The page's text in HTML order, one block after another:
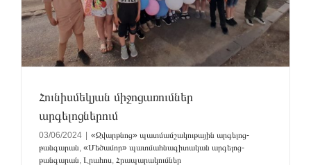
Հունիսմեկյան միջոցառումներ
արգելոցներում
03/06/2024
«Զվարթնոց» պատմամշակութային արգելոց-
թանգարան, «Մեծամոր» պատմահնագիտական արգելոց-
թանգարան, Լրահոս, Հրապարակումներ